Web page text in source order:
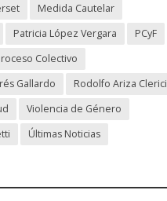
Medida Cautelar
Patricia López Vergara
PCyF
Colectivo
Gallardo
Rodolfo Ariza Clerici
Violencia de Género
Últimas Noticias